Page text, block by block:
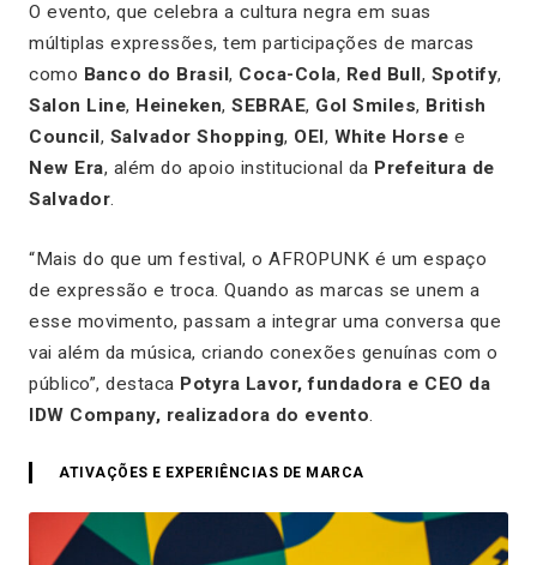
O evento, que celebra a cultura negra em suas
múltiplas expressões, tem participações de marcas
como Banco do Brasil , Coca-Cola, Red Bull , Spotify,
Salon Line, Heineken, SEBRAE, Gol Smiles, British
Council , Salvador Shopping, OEI , White Horse e
New Era, além do apoio institucional da Prefeitura de
Salvador.
“Mais do que um festival, o AFROPUNK é um espaço
de expressão e troca. Quando as marcas se unem a
esse movimento, passam a integrar uma conversa que
vai além da música, criando conexões genuínas com o
público”, destaca Potyra Lavor, fundadora e CEO da
IDW Company, realizadora do evento.
ATIVAÇÕES E EXPERIÊNCIAS DE MARCA